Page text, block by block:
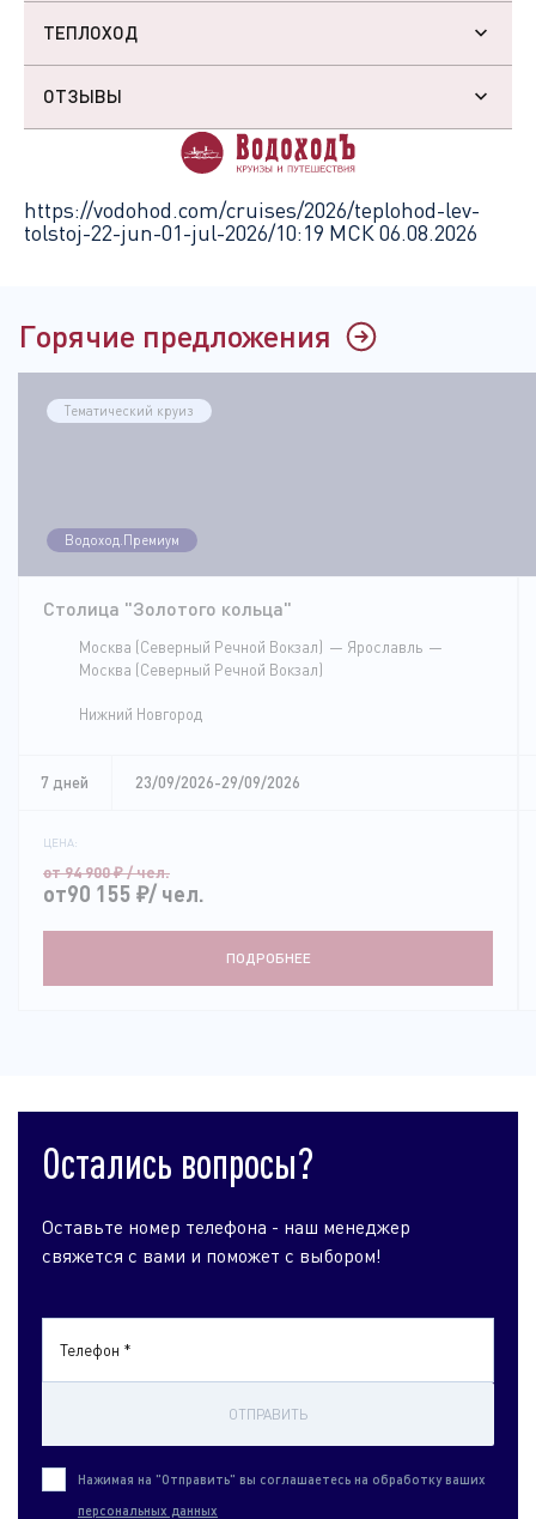
ТЕПЛОХОД
ОТЗЫВЫ
https://vodohod.com/cruises/2026/teplohod-lev-
tolstoj-22-jun-01-jul-2026/10:19 МСК 06.08.2026
Горячие предложения
Тематический круиз
Водоход.Премиум
Столица "Золотого кольца"
Москва (Северный Речной Вокзал)
Ярославль
Москва (Северный Речной Вокзал)
Нижний Новгород
7 дней 23/09/2026-29/09/2026
ЦЕНА:
от 94 900₽/ чел.
от90 155 ₽/ чел.
ПОДРОБНЕЕ
Остались вопросы?
Оставьте номер телефона - наш менеджер
свяжется с вами и поможет с выбором!
Телефон *
ОТПРАВИТЬ
Нажимая на "Отправить" вы соглашаетесь на обработку ваших
персональных данных